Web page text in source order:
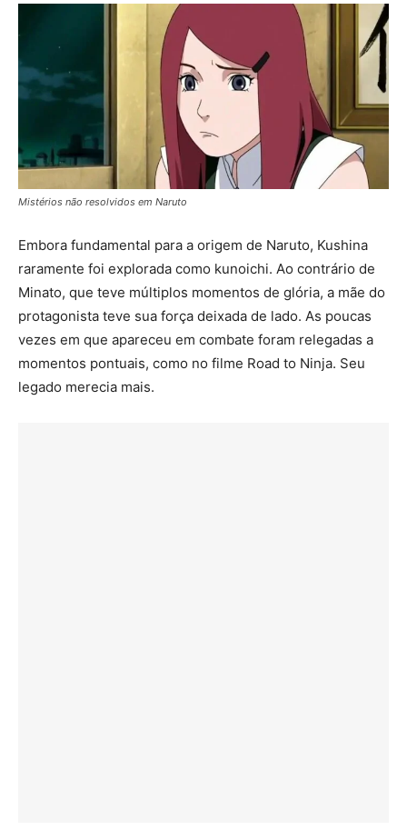
Mistérios não resolvidos em Naruto
Embora fundamental para a origem de Naruto, Kushina
raramente foi explorada como kunoichi. Ao contrário de
Minato, que teve múltiplos momentos de glória, a mãe do
protagonista teve sua força deixada de lado. As poucas
vezes em que apareceu em combate foram relegadas a
momentos pontuais, como no filme Road to Ninja. Seu
legado merecia mais.